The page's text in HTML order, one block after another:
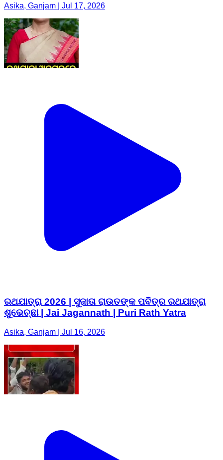
Asika, Ganjam | Jul 17, 2026
ରଥଯାତ୍ରା 2026 | ସୁଜାତା ରାଉତଙ୍କ ପବିତ୍ର ରଥଯାତ୍ରା
ଶୁଭେଚ୍ଛା | Jai Jagannath | Puri Rath Yatra
Asika, Ganjam | Jul 16, 2026